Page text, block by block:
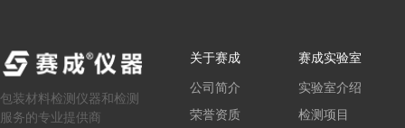
包装材料检测仪器和检测
服务的专业提供商
关于赛成
公司简介
荣誉资质
赛成实验室
实验室介绍
检测项目